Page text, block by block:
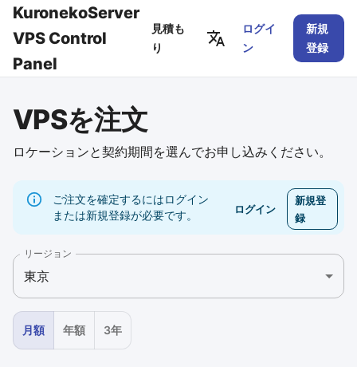
KuronekoServer
VPS Control
Panel
見積も
り
ログイ
ン
新規
登録
VPSを注文
ロケーションと契約期間を選んでお申し込みください。
ご注文を確定するにはログイン
または新規登録が必要です。
ログイン
新規登
録
リージョン
東京
月額 年額 3年